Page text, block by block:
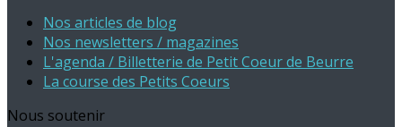
Nos articles de blog
Nos newsletters / magazines
L'agenda / Billetterie de Petit Coeur de Beurre
La course des Petits Coeurs
Nous soutenir